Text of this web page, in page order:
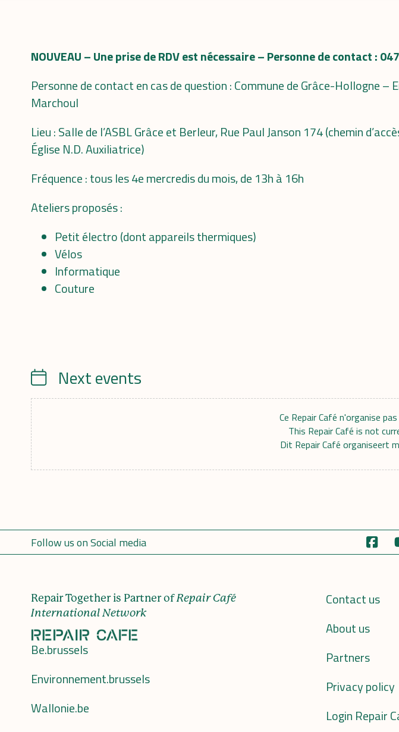
NOUVEAU – Une prise de RDV est nécessaire – Personne de contact :
Personne de contact en cas de question : Commune de Grâce-Hollogne –
Marchoul
Lieu : Salle de l’ASBL Grâce et Berleur, Rue Paul Janson 174 (chemin
Église N.D. Auxiliatrice)
Fréquence : tous les 4e mercredis du mois, de 13h à 16h
Ateliers proposés :
Petit électro (dont appareils thermiques)
Vélos
Informatique
Couture
CalendrierNext events
Ce Repair Café n'organise
This Repair Café is not
Dit Repair Café organiseert
Follow us on Social media
Repair Together is Partner ofRepair Café
International Network
Be.brussels
Environnement.brussels
Wallonie.be
Contact us
About us
Partners
Privacy policy
Login Repair